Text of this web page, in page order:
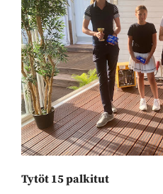
Tytöt 15 palkitut